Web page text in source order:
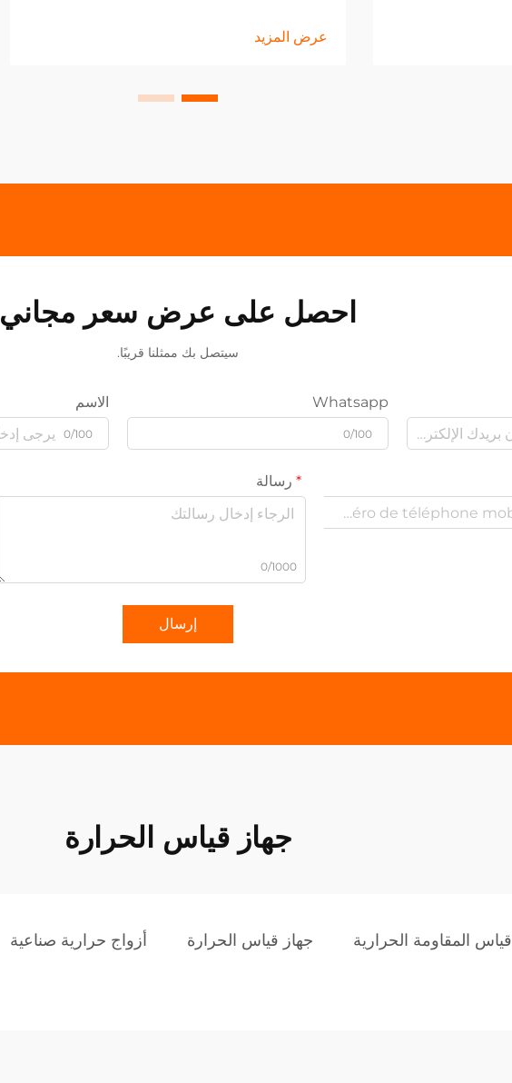
عرض المزيد
احصل على عرض سعر مجاني
سيتصل بك ممثلنا قريبًا.
Whatsapp
0/100
الاسم
0/100
رسالة
0/1000
إرسال
جهاز قياس الحرارة
قياس المقاومة الحرارية جهاز قياس الحرارة أزواج حرارية صناعية